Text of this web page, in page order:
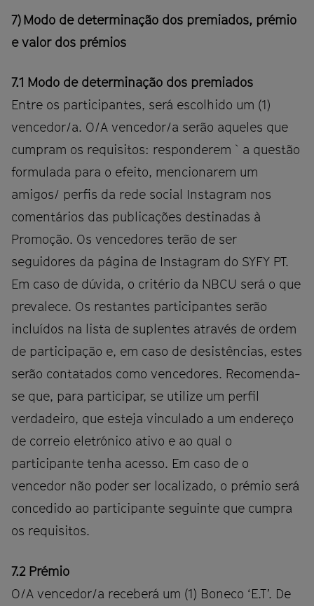
7) Modo de determinação dos premiados, prémio
e valor dos prémios
7.1 Modo de determinação dos premiados
Entre os participantes, será escolhido um (1)
vencedor/a. O/A vencedor/a serão aqueles que
cumpram os requisitos: responderem `a questão
formulada para o efeito, mencionarem um
amigos/ perfis da rede social Instagram nos
comentários das publicações destinadas à
Promoção. Os vencedores terão de ser
seguidores da página de Instagram do SYFY PT.
Em caso de dúvida, o critério da NBCU será o que
prevalece. Os restantes participantes serão
incluídos na lista de suplentes através de ordem
de participação e, em caso de desistências, estes
serão contatados como vencedores. Recomenda-
se que, para participar, se utilize um perfil
verdadeiro, que esteja vinculado a um endereço
de correio eletrónico ativo e ao qual o
participante tenha acesso. Em caso de o
vencedor não poder ser localizado, o prémio será
concedido ao participante seguinte que cumpra
os requisitos.
7.2 Prémio
O/A vencedor/a receberá um (1) Boneco ‘E.T’. De